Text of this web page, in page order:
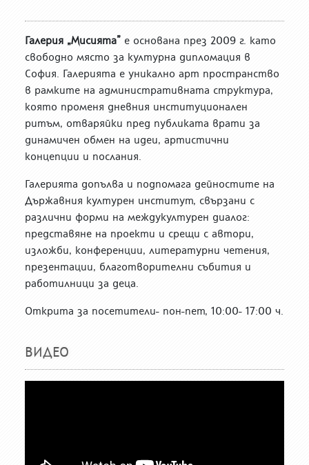
Галерия „Мисията” е основана през 2009 г. като
свободно място за културна дипломация в
София. Галерията е уникално арт пространство
в рамките на административната структура,
която променя дневния институционален
ритъм, отваряйки пред публиката врати за
динамичен обмен на идеи, артистични
концепции и послания.
Галерията допълва и подпомага дейностите на
Държавния културен институт, свързани с
различни форми на междукултурен диалог:
представяне на проекти и срещи с автори,
изложби, конференции, литературни четения,
презентации, благотворителни събития и
работилници за деца.
Открита за посетители- пон-пет, 10:00- 17:00 ч.
ВИДЕО